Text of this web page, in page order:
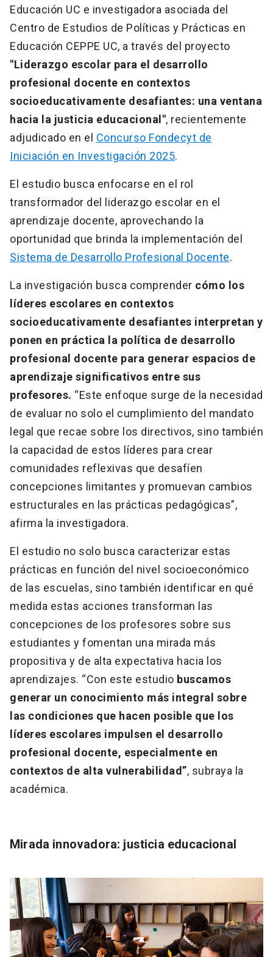
Educación UC e investigadora asociada del
Centro de Estudios de Políticas y Prácticas en
Educación CEPPE UC, a través del proyecto
"Liderazgo escolar para el desarrollo
profesional docente en contextos
socioeducativamente desafiantes: una ventana
hacia la justicia educacional", recientemente
adjudicado en el Concurso Fondecyt de
Iniciación en Investigación 2025.
El estudio busca enfocarse en el rol
transformador del liderazgo escolar en el
aprendizaje docente, aprovechando la
oportunidad que brinda la implementación del
Sistema de Desarrollo Profesional Docente.
La investigación busca comprender cómo los
líderes escolares en contextos
socioeducativamente desafiantes interpretan y
ponen en práctica la política de desarrollo
profesional docente para generar espacios de
aprendizaje significativos entre sus
profesores. “Este enfoque surge de la necesidad
de evaluar no solo el cumplimiento del mandato
legal que recae sobre los directivos, sino también
la capacidad de estos líderes para crear
comunidades reflexivas que desafíen
concepciones limitantes y promuevan cambios
estructurales en las prácticas pedagógicas”,
afirma la investigadora.
El estudio no solo busca caracterizar estas
prácticas en función del nivel socioeconómico
de las escuelas, sino también identificar en qué
medida estas acciones transforman las
concepciones de los profesores sobre sus
estudiantes y fomentan una mirada más
propositiva y de alta expectativa hacia los
aprendizajes. “Con este estudio buscamos
generar un conocimiento más integral sobre
las condiciones que hacen posible que los
líderes escolares impulsen el desarrollo
profesional docente, especialmente en
contextos de alta vulnerabilidad”, subraya la
académica.
Mirada innovadora: justicia educacional